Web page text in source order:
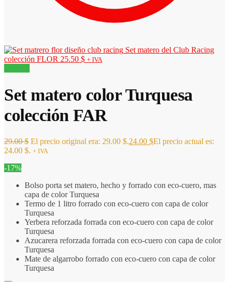
Set matero del Club Racing
colección FLOR 25.50 $ + IVA
Set matero color Turquesa
colección FAR
29.00$ El precio original era: 29.00 $.24.00 $El precio actual es:
24.00 $. + IVA
-17%
Bolso porta set matero, hecho y forrado con eco-cuero, mas
capa de color Turquesa
Termo de 1 litro forrado con eco-cuero con capa de color
Turquesa
Yerbera reforzada forrada con eco-cuero con capa de color
Turquesa
Azucarera reforzada forrada con eco-cuero con capa de color
Turquesa
Mate de algarrobo forrado con eco-cuero con capa de color
Turquesa